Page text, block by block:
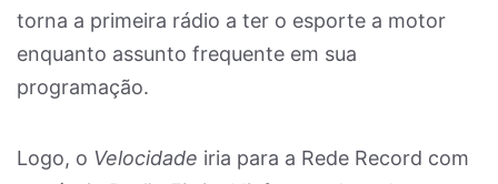
torna a primeira rádio a ter o esporte a motor
enquanto assunto frequente em sua
programação.
Logo, o Velocidade iria para a Rede Record com